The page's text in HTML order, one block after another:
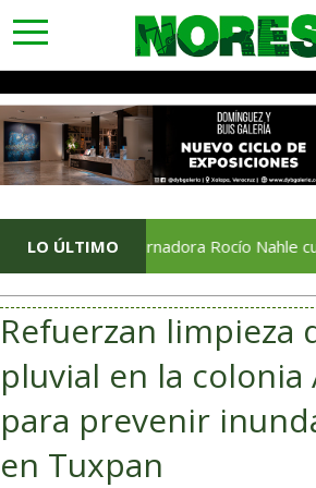
toggle
navigation
LO ÚLTIMO
Gobernadora Rocío Nahle cumple
Refuerzan limpieza
pluvial en la colonia
para prevenir
en Tuxpan